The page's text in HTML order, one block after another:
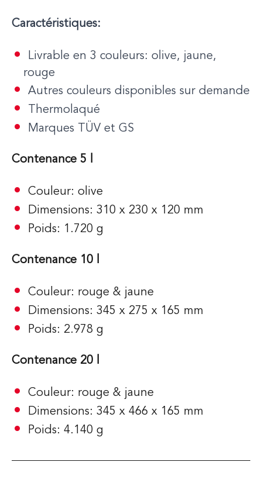
Caractéristiques:
Livrable en 3 couleurs: olive, jaune,
rouge
Autres couleurs disponibles sur demande
Thermolaqué
Marques TÜV et GS
Contenance 5 l
Couleur: olive
Dimensions: 310 x 230 x 120 mm
Poids: 1.720 g
Contenance 10 l
Couleur: rouge & jaune
Dimensions: 345 x 275 x 165 mm
Poids: 2.978 g
Contenance 20 l
Couleur: rouge & jaune
Dimensions: 345 x 466 x 165 mm
Poids: 4.140 g